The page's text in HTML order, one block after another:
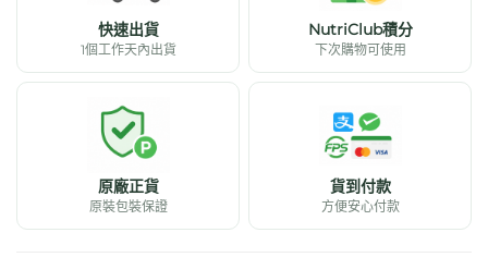
快速出貨
1個工作天內出貨
NutriClub積分
下次購物可使用
原廠正貨
原裝包裝保證
貨到付款
方便安心付款